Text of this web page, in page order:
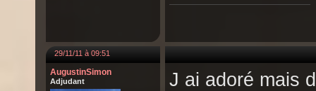
29/11/11 à 09:51
AugustinSimon
Adjudant
J ai adoré mais